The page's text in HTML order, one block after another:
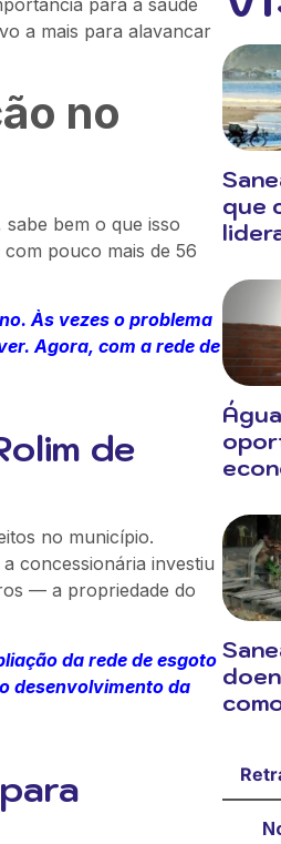
a mais para alavancar
no
bem o que isso
pouco mais de 56
Às vezes o problema
Agora, com a rede de
de
no município.
concessionária investiu
— a propriedade do
da rede de esgoto
desenvolvimento da
que